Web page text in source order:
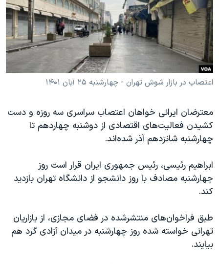
فرهنگ و زندگی
حقوق شهروندی
اقتصادی
علم و فناوری
اسرائیل در جنگ
آرشیو پخش زنده
مستندها
انتخابات ریاست جمهوری آمریکا ۲۰۲۴
حمله جمهوری اسلامی به اسرائیل
رمز مهسا
ورزش زنان در ایران
مجموعه مستندهای دادخواهی
تریبونال مردمی آبان ۹۸
چهل سال گروگان‌گیری
قانون شفافیت دارائی کادر رهبری ایران
اسرائیل در جنگ
نرگس محمدی برنده جایزه نوبل صلح
دنبال کنید
زبانهای مختلف
اعتصاب در بازار شوش تهران - چهارشنبه ۲۵ آبان ۱۴۰۱
معترضان ایرانی خواهان اعتصاب سراسری سه روزه و دست
کشیدن فعالیت‌های اقتصادی از دوشنبه چهاردهم تا
چهارشنبه شانزدهم آذر شده‌اند.
ابراهیم رئیسی، رئیس جمهوری ایران قرار است روز
چهارشنبه مصادف با روز دانشجو از دانشگاه تهران بازدید
کند.
طبق فراخوان‌های منتشرشده در فضای مجازی، از بازاریان
تهرانی خواسته شده روز چهارشنبه در میدان آزادی گرد هم
بیایند.